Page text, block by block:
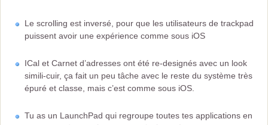
Le scrolling est inversé, pour que les utilisateurs de trackpad
puissent avoir une expérience comme sous iOS
ICal et Carnet d’adresses ont été re-designés avec un look
simili-cuir, ça fait un peu tâche avec le reste du système très
épuré et classe, mais c’est comme sous iOS.
Tu as un LaunchPad qui regroupe toutes tes applications en